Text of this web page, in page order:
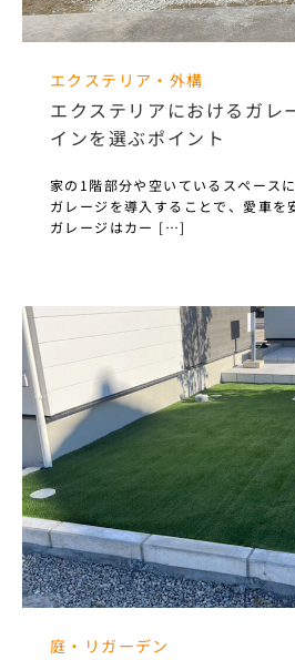
エクステリア・外構
エクステリアにおけるガレ
インを選ぶポイント
家の1階部分や空いているスペース
ガレージを導入することで、愛車を
ガレージはカー […]
庭・リガーデン